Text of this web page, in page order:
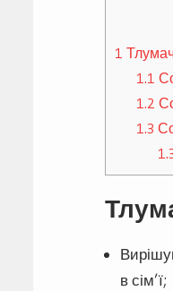
1
1.1
1.2
1.3
в сім’ї;